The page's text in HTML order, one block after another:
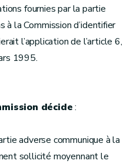
fournies par la partie
la Commission d’identifier
l’application de l’article 6,
1995.
décide:
adverse communique à la
sollicité moyennant le